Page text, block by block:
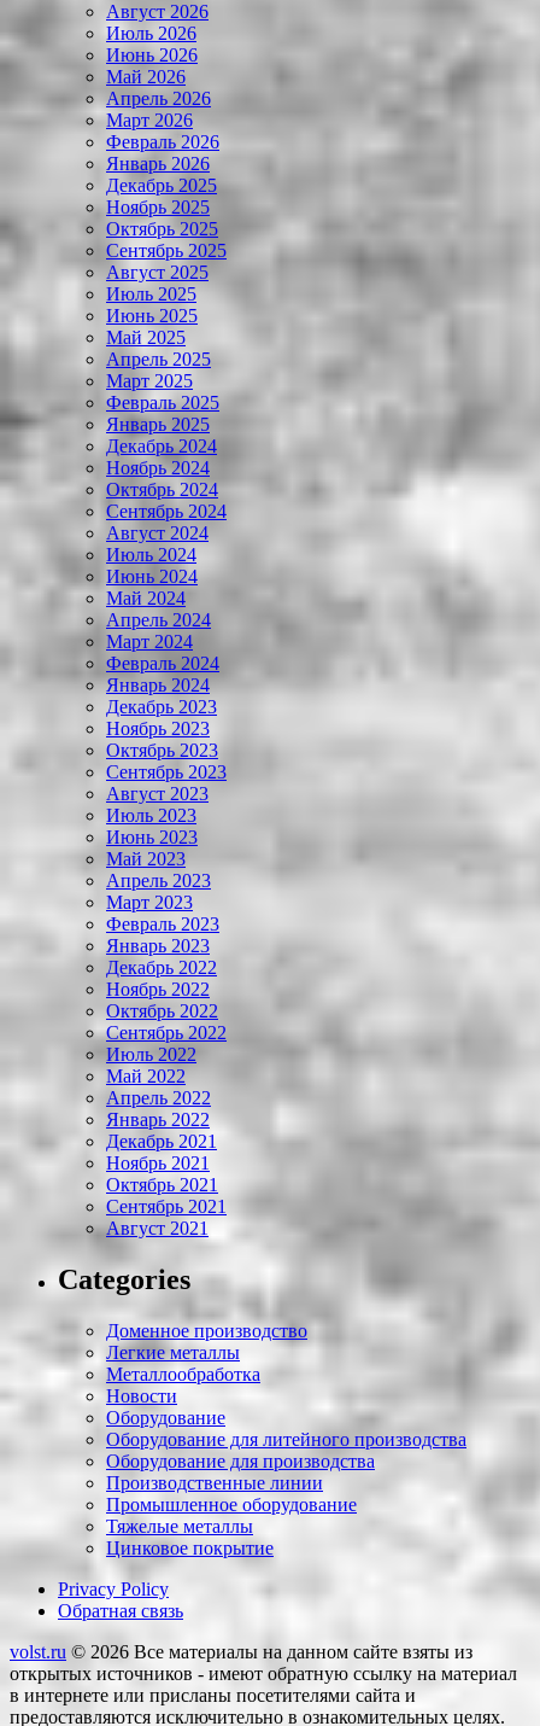
Август 2026
Июль 2026
Июнь 2026
Май 2026
Апрель 2026
Март 2026
Февраль 2026
Январь 2026
Декабрь 2025
Ноябрь 2025
Октябрь 2025
Сентябрь 2025
Август 2025
Июль 2025
Июнь 2025
Май 2025
Апрель 2025
Март 2025
Февраль 2025
Январь 2025
Декабрь 2024
Ноябрь 2024
Октябрь 2024
Сентябрь 2024
Август 2024
Июль 2024
Июнь 2024
Май 2024
Апрель 2024
Март 2024
Февраль 2024
Январь 2024
Декабрь 2023
Ноябрь 2023
Октябрь 2023
Сентябрь 2023
Август 2023
Июль 2023
Июнь 2023
Май 2023
Апрель 2023
Март 2023
Февраль 2023
Январь 2023
Декабрь 2022
Ноябрь 2022
Октябрь 2022
Сентябрь 2022
Июль 2022
Май 2022
Апрель 2022
Январь 2022
Декабрь 2021
Ноябрь 2021
Октябрь 2021
Сентябрь 2021
Август 2021
Categories
Доменное производство
Легкие металлы
Металлообработка
Новости
Оборудование
Оборудование для литейного производства
Оборудование для производства
Производственные линии
Промышленное оборудование
Тяжелые металлы
Цинковое покрытие
Privacy Policy
Обратная связь
volst.ru © 2026 Все материалы на данном сайте взяты из
открытых источников - имеют обратную ссылку на материал
в интернете или присланы посетителями сайта и
предоставляются исключительно в ознакомительных целях.